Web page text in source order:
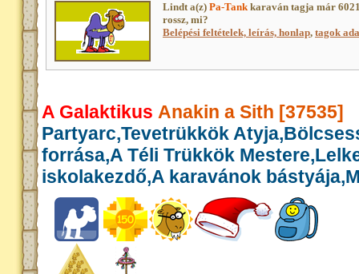
Lindt a(z) Pa-Tankkaraván tagja már
rossz, mi?
Belépési feltételek, leírás, honlap, tagok
A Galaktikus Anakin a Sith [37535]
Partyarc,Tevetrükkök
forrása,A Téli Trükkök
iskolakezdő,A karavánok